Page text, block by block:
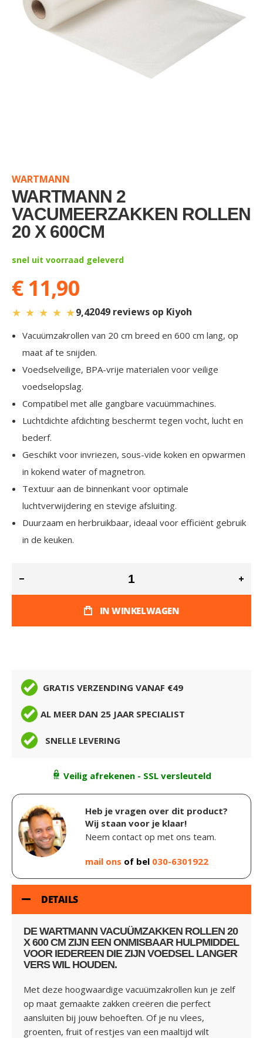
beginning
of
the
images
gallery
WARTMANN
WARTMANN 2
VACUMEERZAKKEN ROLLEN
20 X 600CM
snel uit voorraad geleverd
€ 11,90
★ ★ ★ ★ ★9,42049 reviews op Kiyoh
Vacuümzakrollen van 20 cm breed en 600 cm lang, op
maat af te snijden.
Voedselveilige, BPA-vrije materialen voor veilige
voedselopslag.
Compatibel met alle gangbare vacuümmachines.
Luchtdichte afdichting beschermt tegen vocht, lucht en
bederf.
Geschikt voor invriezen, sous-vide koken en opwarmen
in kokend water of magnetron.
Textuur aan de binnenkant voor optimale
luchtverwijdering en stevige afsluiting.
Duurzaam en herbruikbaar, ideaal voor efficiënt gebruik
in de keuken.
IN WINKELWAGEN
GRATIS VERZENDING VANAF €49
AL MEER DAN 25 JAAR SPECIALIST
SNELLE LEVERING
Veilig afrekenen - SSL versleuteld
Heb je vragen over dit product?
Wij staan voor je klaar!
Neem contact op met ons team.
mail ons of bel 030-6301922
DETAILS
DEWARTMANN VACUÜMZAKKEN ROLLEN 20
X 600 CM ZIJN EEN ONMISBAAR HULPMIDDEL
VOOR IEDEREEN DIE ZIJN VOEDSEL LANGER
VERS WIL HOUDEN.
Met deze hoogwaardige vacuümzakrollen kun je zelf
op maat gemaakte zakken creëren die perfect
aansluiten bij jouw behoeften. Of je nu vlees,
groenten, fruit of restjes van een maaltijd wilt